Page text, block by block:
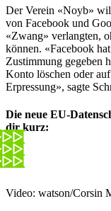
Der Verein «Noyb»
von Facebook und
«Zwang» verlangten,
können. «Facebook
Zustimmung gegeben
Konto löschen oder
Erpressung», sagte
Die neue EU-
dir kurz:
Video: watson/Corsin